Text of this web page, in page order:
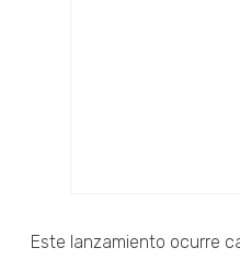
Este lanzamiento ocurre